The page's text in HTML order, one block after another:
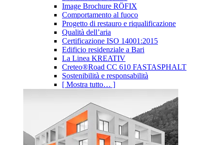
Image Brochure RÖFIX
Comportamento al fuoco
Progetto di restauro e riqualificazione
Qualità dell’aria
Certificazione ISO 14001:2015
Edificio residenziale a Bari
La Linea KREATIV
Creteo®Road CC 610 FASTASPHALT
Sostenibilità e responsabilità
[ Mostra tutto… ]